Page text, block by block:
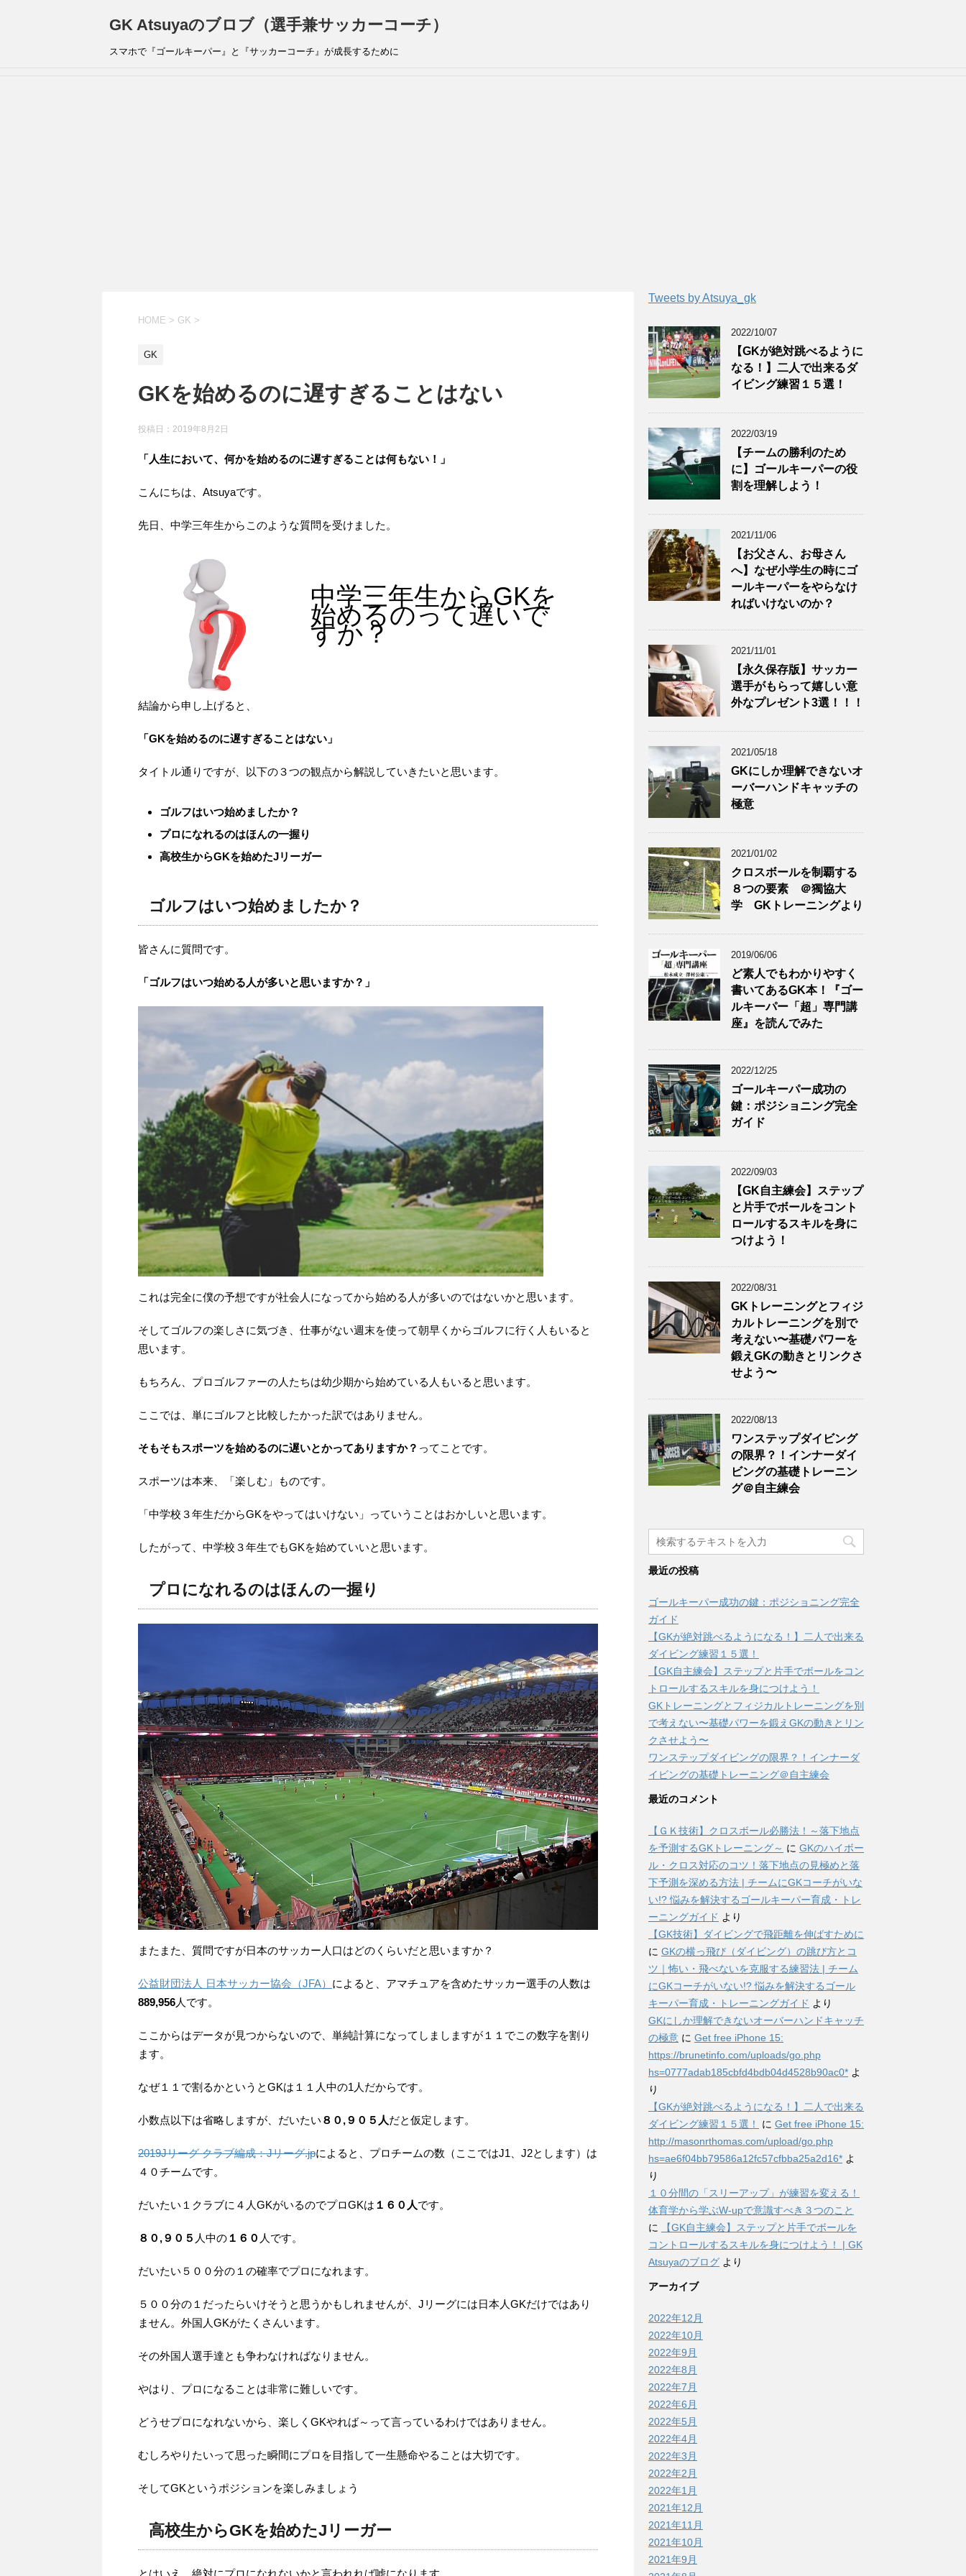
GK Atsuyaのブロブ（選手兼サッカーコーチ）
スマホで『ゴールキーパー』と『サッカーコーチ』が成長するために
HOME > GK >
GK
GKを始めるのに遅すぎることはない
投稿日： 2019年8月2日
「人生において、何かを始めるのに遅すぎることは何もない！」
こんにちは、Atsuyaです。
先日、中学三年生からこのような質問を受けました。
中学三年生からGKを
始めるのって遅いで
すか？
結論から申し上げると、
「GKを始めるのに遅すぎることはない」
タイトル通りですが、以下の３つの観点から解説していきたいと思います。
ゴルフはいつ始めましたか？
プロになれるのはほんの一握り
高校生からGKを始めたJリーガー
ゴルフはいつ始めましたか？
皆さんに質問です。
「ゴルフはいつ始める人が多いと思いますか？」
これは完全に僕の予想ですが社会人になってから始める人が多いのではないかと思います。
そしてゴルフの楽しさに気づき、仕事がない週末を使って朝早くからゴルフに行く人もいると
思います。
もちろん、プロゴルファーの人たちは幼少期から始めている人もいると思います。
ここでは、単にゴルフと比較したかった訳ではありません。
そもそもスポーツを始めるのに遅いとかってありますか？ ってことです。
スポーツは本来、「楽しむ」ものです。
「中学校３年生だからGKをやってはいけない」っていうことはおかしいと思います。
したがって、中学校３年生でもGKを始めていいと思います。
プロになれるのはほんの一握り
またまた、質問ですが日本のサッカー人口はどのくらいだと思いますか？
公益財団法人 日本サッカー協会（JFA） によると、アマチュアを含めたサッカー選手の人数は
889,956人です。
ここからはデータが見つからないので、単純計算になってしましますが１１でこの数字を割り
ます。
なぜ１１で割るかというとGKは１１人中の1人だからです。
小数点以下は省略しますが、だいたい ８０,９０５人だと仮定します。
2019Jリーグ クラブ編成：Jリーグ.jpによると、プロチームの数（ここではJ1、J2とします）は
４０チームです。
だいたい１クラブに４人GKがいるのでプロGKは １６０人です。
８０,９０５ 人中の １６０ 人です。
だいたい５００分の１の確率でプロになれます。
５００分の１だったらいけそうと思うかもしれませんが、Jリーグには日本人GKだけではあり
ません。外国人GKがたくさんいます。
その外国人選手達とも争わなければなりません。
やはり、プロになることは非常に難しいです。
どうせプロになれないから、楽しくGKやれば～って言っているわけではありません。
むしろやりたいって思った瞬間にプロを目指して一生懸命やることは大切です。
そしてGKというポジションを楽しみましょう
高校生からGKを始めたJリーガー
Tweets by Atsuya_gk
2022/10/07
【GKが絶対跳べるように
なる！】二人で出来るダ
イビング練習１５選！
2022/03/19
【チームの勝利のため
に】ゴールキーパーの役
割を理解しよう！
2021/11/06
【お父さん、お母さん
へ】なぜ小学生の時にゴ
ールキーパーをやらなけ
ればいけないのか？
2021/11/01
【永久保存版】サッカー
選手がもらって嬉しい意
外なプレゼント3選！！！
2021/05/18
GKにしか理解できないオ
ーバーハンドキャッチの
極意
2021/01/02
クロスボールを制覇する
８つの要素 ＠獨協大
学 GKトレーニングより
2019/06/06
ど素人でもわかりやすく
書いてあるGK本！『ゴー
ルキーパー「超」専門講
座』を読んでみた
2022/12/25
ゴールキーパー成功の
鍵：ポジショニング完全
ガイド
2022/09/03
【GK自主練会】ステップ
と片手でボールをコント
ロールするスキルを身に
つけよう！
2022/08/31
GKトレーニングとフィジ
カルトレーニングを別で
考えない〜基礎パワーを
鍛えGKの動きとリンクさ
せよう〜
2022/08/13
ワンステップダイビング
の限界？！インナーダイ
ビングの基礎トレーニン
グ＠自主練会
最近の投稿
ゴールキーパー成功の鍵：ポジショニング完全
ガイド
【GKが絶対跳べるようになる！】二人で出来る
ダイビング練習１５選！
【GK自主練会】ステップと片手でボールをコン
トロールするスキルを身につけよう！
GKトレーニングとフィジカルトレーニングを別
で考えない〜基礎パワーを鍛えGKの動きとリン
クさせよう〜
ワンステップダイビングの限界？！インナーダ
イビングの基礎トレーニング＠自主練会
最近のコメント
【ＧＫ技術】クロスボール必勝法！～落下地点
を予測するGKトレーニング～ に GKのハイボー
ル・クロス対応のコツ！落下地点の見極めと落
下予測を深める方法 | チームにGKコーチがいな
い!? 悩みを解決するゴールキーパー育成・トレ
ーニングガイド より
【GK技術】ダイビングで飛距離を伸ばすために
に GKの横っ飛び（ダイビング）の跳び方とコ
ツ｜怖い・飛べないを克服する練習法 | チーム
にGKコーチがいない!? 悩みを解決するゴール
キーパー育成・トレーニングガイド より
GKにしか理解できないオーバーハンドキャッチ
の極意 に Get free iPhone 15:
https://brunetinfo.com/uploads/go.php
hs=0777adab185cbfd4bdb04d4528b90ac0* よ
り
【GKが絶対跳べるようになる！】二人で出来る
ダイビング練習１５選！
に Get free iPhone 15:
http://masonrthomas.com/upload/go.php
hs=ae6f04bb79586a12fc57cfbba25a2d16* よ
り
１０分間の「スリーアップ」が練習を変える！
体育学から学ぶW-upで意識すべき３つのこと
に
【GK自主練会】ステップと片手でボールを
コントロールするスキルを身につけよう！ | GK
Atsuyaのブログ より
アーカイブ
2022年12月
2022年10月
2022年9月
2022年8月
2022年7月
2022年6月
2022年5月
2022年4月
2022年3月
2022年2月
2022年1月
2021年12月
2021年11月
2021年10月
2021年9月